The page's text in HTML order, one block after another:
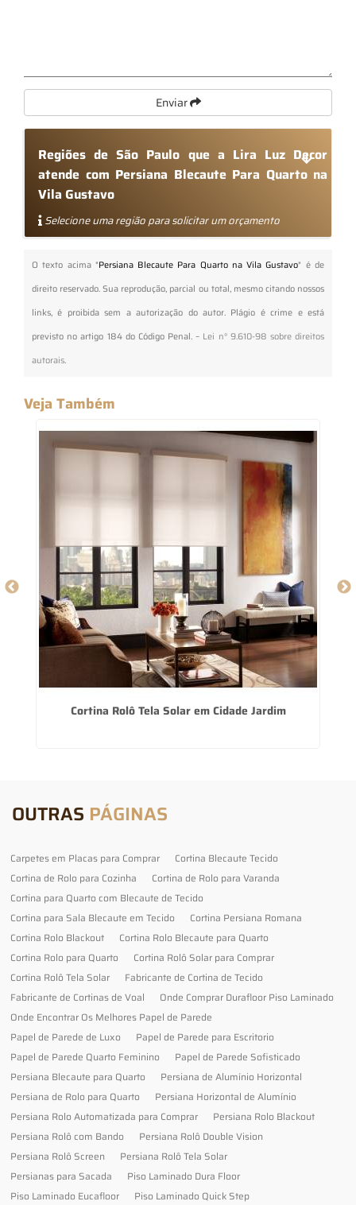
Enviar
Regiões de São Paulo que a Lira Luz Decor
atende com Persiana Blecaute Para Quarto na
Vila Gustavo
Selecione uma região para solicitar um orçamento
O texto acima "Persiana Blecaute Para Quarto na Vila Gustavo" é de
direito reservado. Sua reprodução, parcial ou total, mesmo citando nossos
links, é proibida sem a autorização do autor. Plágio é crime e está
previsto no artigo 184 do Código Penal. – Lei n° 9.610-98 sobre direitos
autorais.
Veja Também
Cortina Rolô Tela Solar em Cidade Jardim
OUTRAS PÁGINAS
Carpetes em Placas para Comprar
Cortina Blecaute Tecido
Cortina de Rolo para Cozinha
Cortina de Rolo para Varanda
Cortina para Quarto com Blecaute de Tecido
Cortina para Sala Blecaute em Tecido
Cortina Persiana Romana
Cortina Rolo Blackout
Cortina Rolo Blecaute para Quarto
Cortina Rolo para Quarto
Cortina Rolô Solar para Comprar
Cortina Rolô Tela Solar
Fabricante de Cortina de Tecido
Fabricante de Cortinas de Voal
Onde Comprar Durafloor Piso Laminado
Onde Encontrar Os Melhores Papel de Parede
Papel de Parede de Luxo
Papel de Parede para Escritorio
Papel de Parede Quarto Feminino
Papel de Parede Sofisticado
Persiana Blecaute para Quarto
Persiana de Alumínio Horizontal
Persiana de Rolo para Quarto
Persiana Horizontal de Alumínio
Persiana Rolo Automatizada para Comprar
Persiana Rolo Blackout
Persiana Rolô com Bando
Persiana Rolô Double Vision
Persiana Rolô Screen
Persiana Rolô Tela Solar
Persianas para Sacada
Piso Laminado Dura Floor
Piso Laminado Eucafloor
Piso Laminado Quick Step